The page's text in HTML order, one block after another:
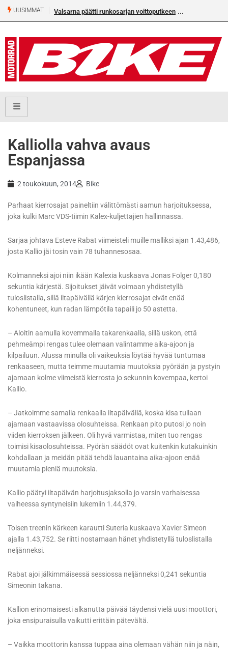
UUSIMMAT Valsarna päätti runkosarjan voittoputkeen
Kalliolla vahva avaus
Espanjassa
2 toukokuun, 2014 Bike
Parhaat kierrosajat paineltiin välittömästi aamun harjoituksessa,
joka kulki Marc VDS-tiimin Kalex-kuljettajien hallinnassa.
Sarjaa johtava Esteve Rabat viimeisteli muille malliksi ajan 1.43,486,
josta Kallio jäi tosin vain 78 tuhannesosaa.
Kolmanneksi ajoi niin ikään Kalexia kuskaava Jonas Folger 0,180
sekuntia kärjestä. Sijoitukset jäivät voimaan yhdistetyllä
tuloslistalla, sillä iltapäivällä kärjen kierrosajat eivät enää
kohentuneet, kun radan lämpötila tapaili jo 50 astetta.
– Aloitin aamulla kovemmalla takarenkaalla, sillä uskon, että
pehmeämpi rengas tulee olemaan valintamme aika-ajoon ja
kilpailuun. Alussa minulla oli vaikeuksia löytää hyvää tuntumaa
renkaaseen, mutta teimme muutamia muutoksia pyörään ja pystyin
ajamaan kolme viimeistä kierrosta jo sekunnin kovempaa, kertoi
Kallio.
– Jatkoimme samalla renkaalla iltapäivällä, koska kisa tullaan
ajamaan vastaavissa olosuhteissa. Renkaan pito putosi jo noin
viiden kierroksen jälkeen. Oli hyvä varmistaa, miten tuo rengas
toimisi kisaolosuhteissa. Pyörän säädöt ovat kuitenkin kutakuinkin
kohdallaan ja meidän pitää tehdä lauantaina aika-ajoon enää
muutamia pieniä muutoksia.
Kallio päätyi iltapäivän harjoitusjaksolla jo varsin varhaisessa
vaiheessa syntyneisiin lukemiin 1.44,379.
Toisen treenin kärkeen karautti Suteria kuskaava Xavier Simeon
ajalla 1.43,752. Se riitti nostamaan hänet yhdistetyllä tuloslistalla
neljänneksi.
Rabat ajoi jälkimmäisessä sessiossa neljänneksi 0,241 sekuntia
Simeonin takana.
Kallion erinomaisesti alkanutta päivää täydensi vielä uusi moottori,
joka ensipuraisulla vaikutti erittäin pätevältä.
– Vaikka moottorin kanssa tuppaa aina olemaan vähän niin ja näin,